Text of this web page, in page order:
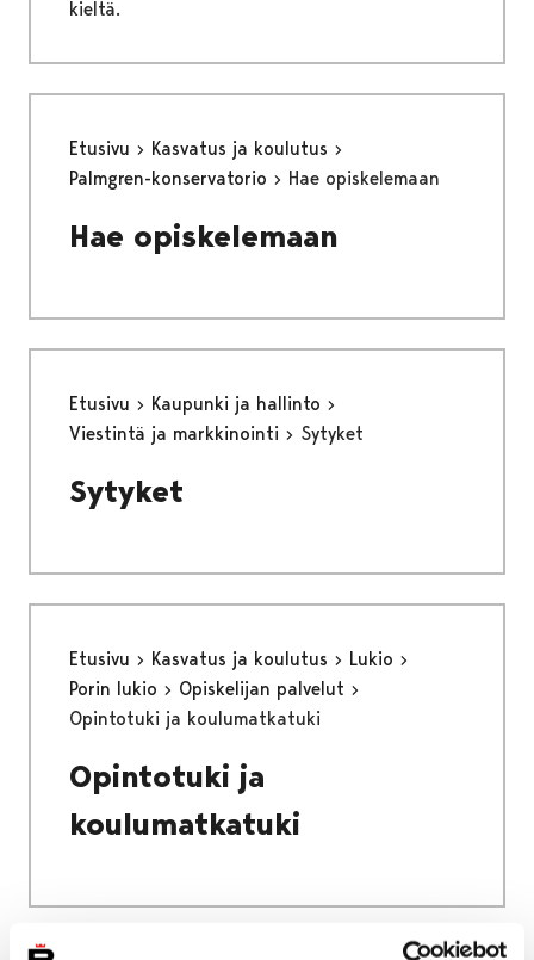
kieltä.
Etusivu
Kasvatus ja koulutus
Palmgren-konservatorio
Hae opiskelemaan
Hae opiskelemaan
Etusivu
Kaupunki ja hallinto
Viestintä ja markkinointi
Sytyket
Sytyket
Etusivu Kasvatus ja koulutus
Lukio
Porin lukio
Opiskelijan palvelut
Opintotuki ja koulumatkatuki
Opintotuki ja
koulumatkatuki